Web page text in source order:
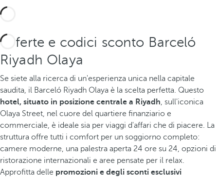
Offerte e codici sconto Barceló
Riyadh Olaya
Se siete alla ricerca di un'esperienza unica nella capitale
saudita, il Barceló Riyadh Olaya è la scelta perfetta. Questo
hotel, situato in posizione centrale a Riyadh, sull'iconica
Olaya Street, nel cuore del quartiere finanziario e
commerciale, è ideale sia per viaggi d'affari che di piacere. La
struttura offre tutti i comfort per un soggiorno completo:
camere moderne, una palestra aperta 24 ore su 24, opzioni di
ristorazione internazionali e aree pensate per il relax.
Approfitta delle promozioni e degli sconti esclusivi